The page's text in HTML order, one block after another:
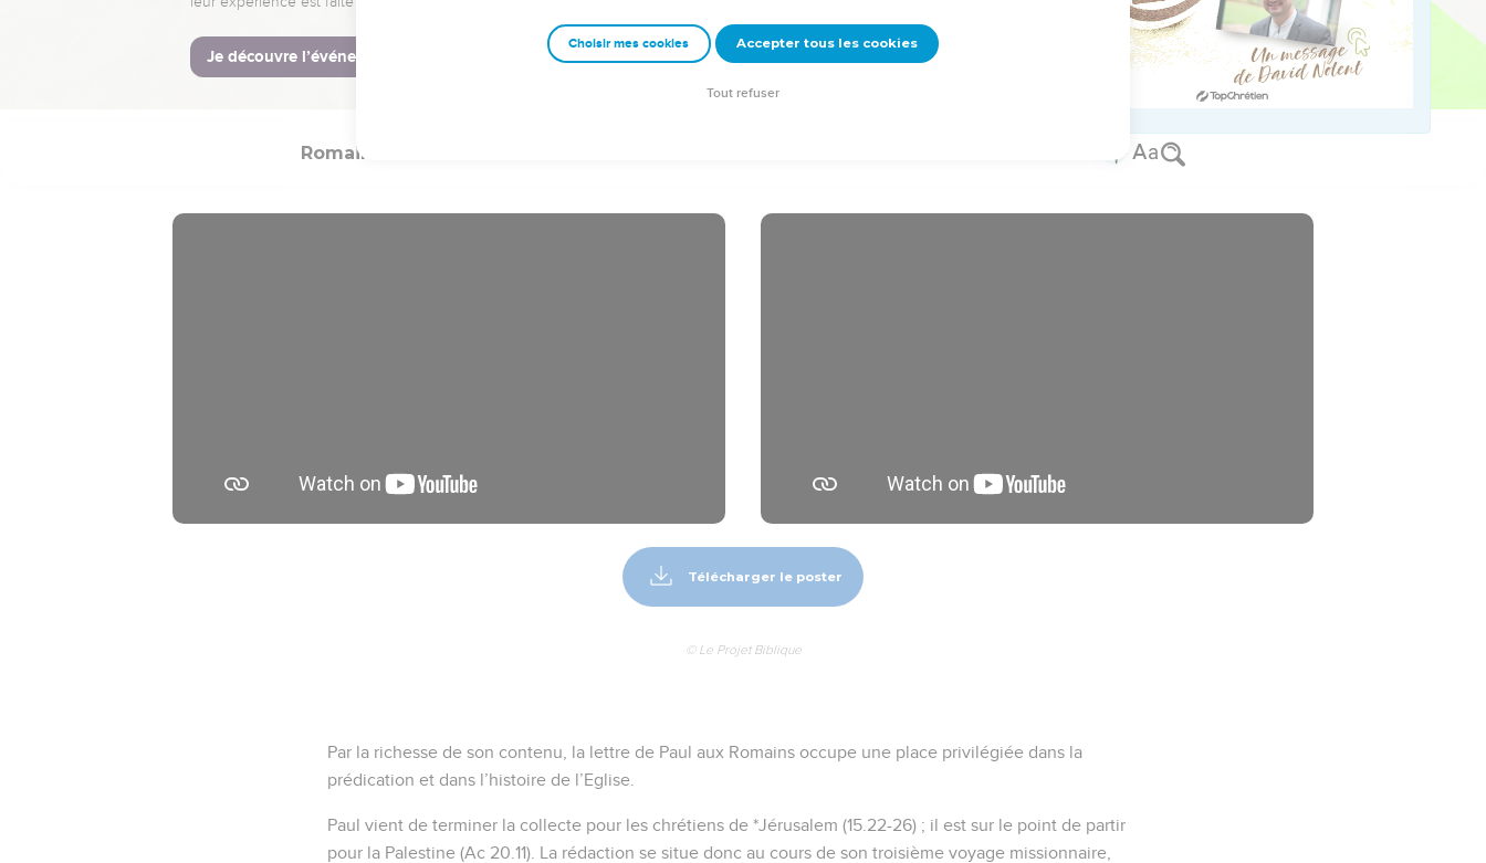
31 prêchant le royaume de Dieu et enseignant les choses qui regardent le Seigneur Jésus Christ, avec toute
Romains
Télécharger le poster
© Le Projet Biblique
Par la richesse de son contenu, la lettre de Paul aux Romains occupe une place privilégiée dans la
prédication et dans l’histoire de l’Eglise.
Paul vient de terminer la collecte pour les chrétiens de *Jérusalem (15.22-26) ; il est sur le point de partir
pour la Palestine (Ac 20.11). La rédaction se situe donc au cours de son troisième voyage missionnaire,
Choisir mes cookies Accepter tous les cookies
Tout refuser